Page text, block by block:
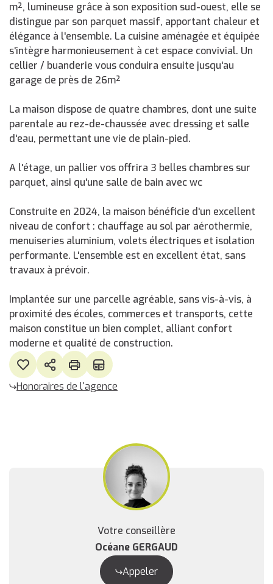
m², lumineuse grâce à son exposition sud-ouest, elle se
distingue par son parquet massif, apportant chaleur et
élégance à l'ensemble. La cuisine aménagée et équipée
s'intègre harmonieusement à cet espace convivial. Un
cellier / buanderie vous conduira ensuite jusqu'au
garage de près de 26m²
La maison dispose de quatre chambres, dont une suite
parentale au rez-de-chaussée avec dressing et salle
d'eau, permettant une vie de plain-pied.
A l'étage, un pallier vos offrira 3 belles chambres sur
parquet, ainsi qu'une salle de bain avec wc
Construite en 2024, la maison bénéficie d'un excellent
niveau de confort : chauffage au sol par aérothermie,
menuiseries aluminium, volets électriques et isolation
performante. L'ensemble est en excellent état, sans
travaux à prévoir.
Implantée sur une parcelle agréable, sans vis-à-vis, à
proximité des écoles, commerces et transports, cette
maison constitue un bien complet, alliant confort
moderne et qualité de construction.
Honoraires de l'agence
Votre conseillère
Océane GERGAUD
Appeler